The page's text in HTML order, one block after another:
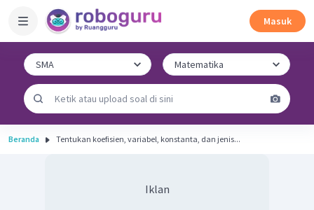
Masuk
Beranda Tentukan koefisien, variabel, konstanta, dan jenis...
Iklan